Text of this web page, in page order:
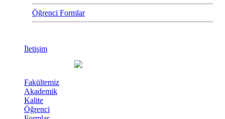
Öğrenci Formlar
İletişim
Fakültemiz
Akademik
Kalite
Öğrenci